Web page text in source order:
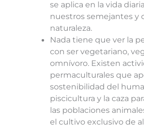
se aplica en la vida
nuestros semejantes y
naturaleza.
Nada tiene que ver la
con ser vegetariano,
omnívoro. Existen
permaculturales que
sostenibilidad del
piscicultura y la caza
las poblaciones
el cultivo exclusivo de